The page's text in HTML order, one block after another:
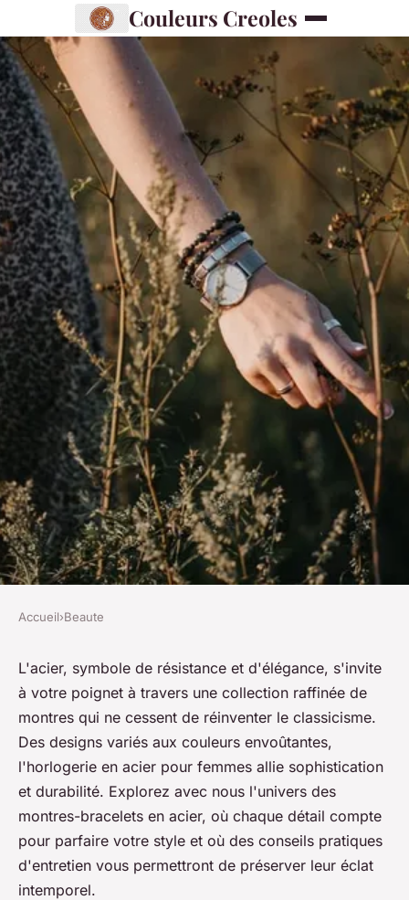
Couleurs Creoles
Découvrez les élégantes
montres bracelet en acier !
Sacha•27 février 2024•3 min de lecture
Accueil›Beaute
L'acier, symbole de résistance et d'élégance, s'invite
à votre poignet à travers une collection raffinée de
montres qui ne cessent de réinventer le classicisme.
Des designs variés aux couleurs envoûtantes,
l'horlogerie en acier pour femmes allie sophistication
et durabilité. Explorez avec nous l'univers des
montres-bracelets en acier, où chaque détail compte
pour parfaire votre style et où des conseils pratiques
d'entretien vous permettront de préserver leur éclat
intemporel.